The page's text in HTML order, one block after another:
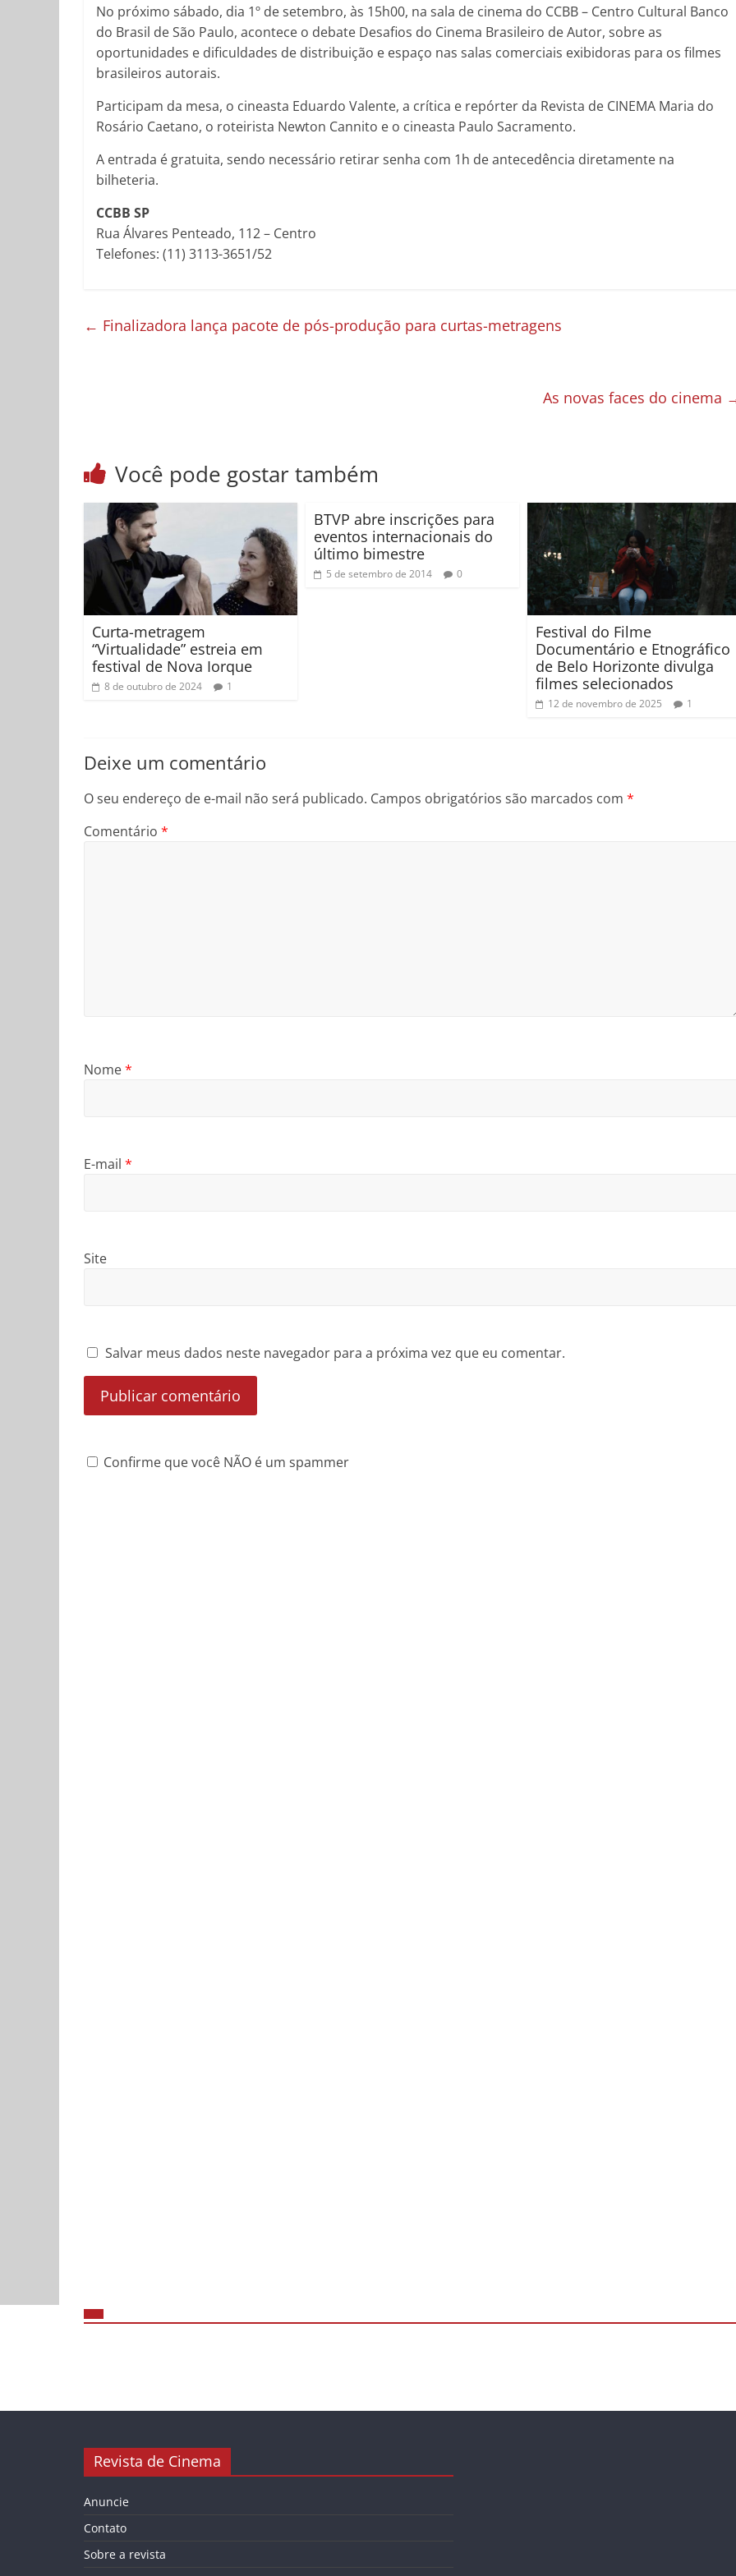
No próximo sábado, dia 1º de setembro, às 15h00, na sala de cinema do CCBB – Centro Cultural Banco
do Brasil de São Paulo, acontece o debate Desafios do Cinema Brasileiro de Autor, sobre as
oportunidades e dificuldades de distribuição e espaço nas salas comerciais exibidoras para os filmes
brasileiros autorais.
Participam da mesa, o cineasta Eduardo Valente, a crítica e repórter da Revista de CINEMA Maria do
Rosário Caetano, o roteirista Newton Cannito e o cineasta Paulo Sacramento.
A entrada é gratuita, sendo necessário retirar senha com 1h de antecedência diretamente na
bilheteria.
CCBB SP
Rua Álvares Penteado, 112 – Centro
Telefones: (11) 3113-3651/52
← Finalizadora lança pacote de pós-produção para curtas-metragens
As novas faces do cinema
Você pode gostar também
Curta-metragem
“Virtualidade” estreia em
festival de Nova Iorque
8 de outubro de 2024 1
BTVP abre inscrições para
eventos internacionais do
último bimestre
5 de setembro de 2014 0
Festival do Filme
Documentário e Etnográfico
de Belo Horizonte divulga
filmes selecionados
12 de novembro de 2025 1
Deixe um comentário
O seu endereço de e-mail não será publicado. Campos obrigatórios são marcados com *
Comentário *
Nome*
E-mail *
Site
Salvar meus dados neste navegador para a próxima vez que eu comentar.
Confirme que você NÃO é um spammer
Revista de Cinema
Anuncie
Contato
Sobre a revista